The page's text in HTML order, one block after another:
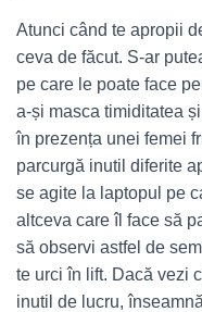
Atunci când te apropii
ceva de făcut. S-ar
pe care le poate face
a-și masca timiditatea
în prezența unei femei
parcurgă inutil diferite
se agite la laptopul pe
altceva care îl face să
să observi astfel de
te urci în lift. Dacă vezi
inutil de lucru,